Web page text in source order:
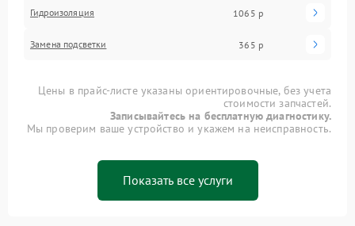
Гидроизоляция 1065 р
Замена подсветки 365 р
Цены в прайс-листе указаны ориентировочные, без учета
стоимости запчастей.
Записывайтесь на бесплатную диагностику.
Мы проверим ваше устройство и укажем на неисправность.
Показать все услуги